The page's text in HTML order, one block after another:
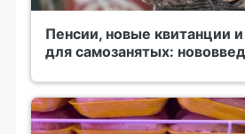
Пенсии, новые квитанции
для самозанятых: